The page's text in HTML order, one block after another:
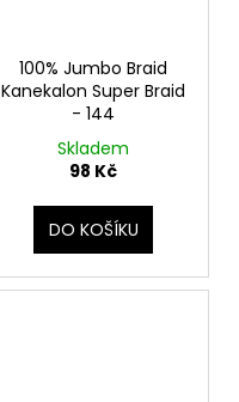
100% Jumbo Braid
Kanekalon Super Braid
- 144
Skladem
98 Kč
DO KOŠÍKU